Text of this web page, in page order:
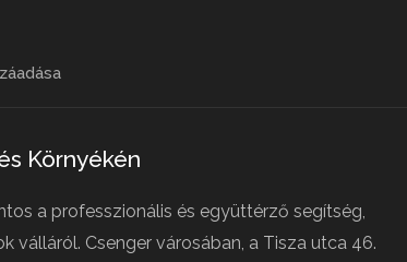
Környékén
a professzionális és együttérző segítség,
válláról. Csenger városában, a Tisza utca 46.